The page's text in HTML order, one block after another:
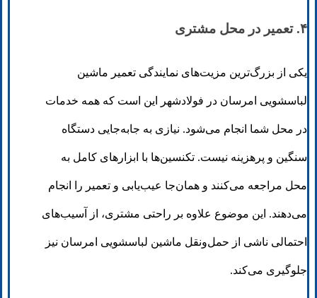
۴. تعمیر در محل مشتری
یکی از بزرگ‌ترین مزیت‌های نمایندگی تعمیر ماشین
لباسشویی امرسان در فولادشهر این است که همه خدمات
در محل شما انجام می‌شود. نیازی به جابه‌جایی دستگاه
سنگین و پرهزینه نیست. تکنسین‌ها با ابزارهای کامل به
محل مراجعه می‌کنند و همان‌جا عیب‌یابی و تعمیر را انجام
می‌دهند. این موضوع علاوه بر راحتی مشتری، از آسیب‌های
احتمالی ناشی از حمل‌ونقل ماشین لباسشویی امرسان نیز
جلوگیری می‌کند.